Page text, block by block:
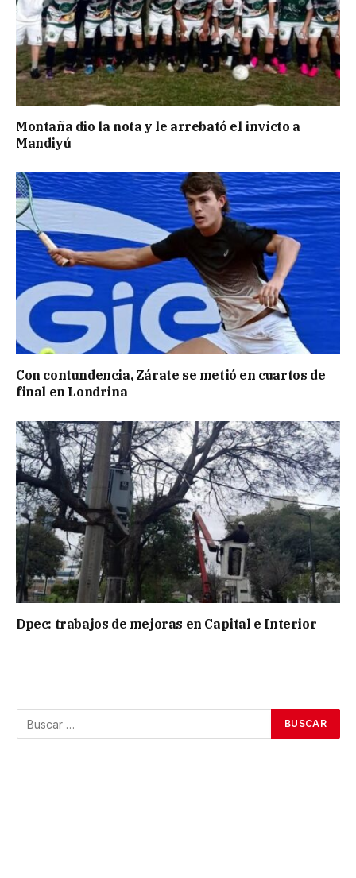
Montaña dio la nota y le arrebató el invicto a
Mandiyú
Con contundencia, Zárate se metió en cuartos de
final en Londrina
Dpec: trabajos de mejoras en Capital e Interior